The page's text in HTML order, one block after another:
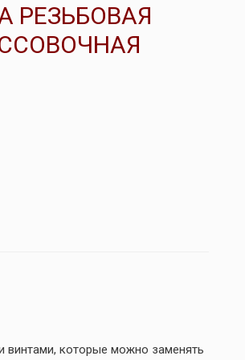
РЕЗЬБОВАЯ
винтами, которые можно заменять